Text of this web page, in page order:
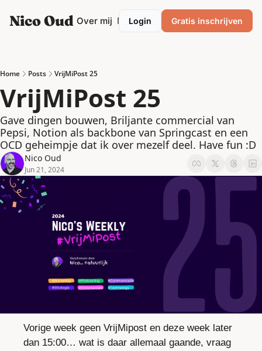
Nico Oud
Categories
Categories
Ondernemen
Personal development
Podcasting
Productiviteit
Strategie
Over mij Mentor/Coach
Login Gratis inschrijven
Home Posts VrijMiPost 25
VrijMiPost 25
Gave dingen bouwen, Briljante commercial van
Pepsi, Notion als backbone van Springcast en een
OCD geheimpje dat ik over mezelf deel. Have fun :D
Nico Oud
Jun 21, 2024
Vorige week geen VrijMipost en deze week later
dan 15:00… wat is daar allemaal gaande, vraag